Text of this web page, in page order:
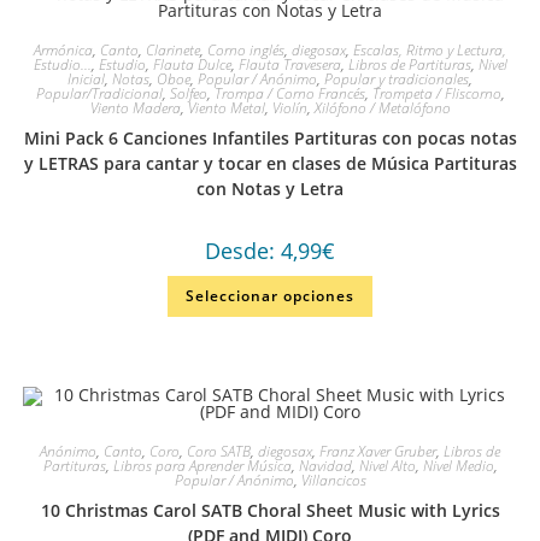
Armónica, Canto, Clarinete, Corno inglés, diegosax, Escalas, Ritmo y Lectura,
Estudio..., Estudio, Flauta Dulce, Flauta Travesera,Libros de Partituras, Nivel
Inicial, Notas, Oboe, Popular / Anónimo, Popular y tradicionales,
Popular/Tradicional, Solfeo, Trompa / Corno Francés, Trompeta / Fliscorno,
Viento Madera, Viento Metal, Violín,Xilófono / Metalófono
Mini Pack 6 Canciones Infantiles Partituras con pocas notas
y LETRAS para cantar y tocar en clases de Música Partituras
con Notas y Letra
Desde: 4,99€
Seleccionar opciones
Anónimo, Canto, Coro, Coro SATB, diegosax, Franz Xaver Gruber, Libros de
Partituras, Libros para Aprender Música, Navidad, Nivel Alto, Nivel Medio,
Popular / Anónimo, Villancicos
10 Christmas Carol SATB Choral Sheet Music with Lyrics
(PDF and MIDI) Coro